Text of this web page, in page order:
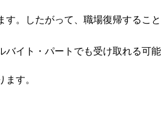
。したがって、職場復帰するこ
イト・パートでも受け取れる可能
す。